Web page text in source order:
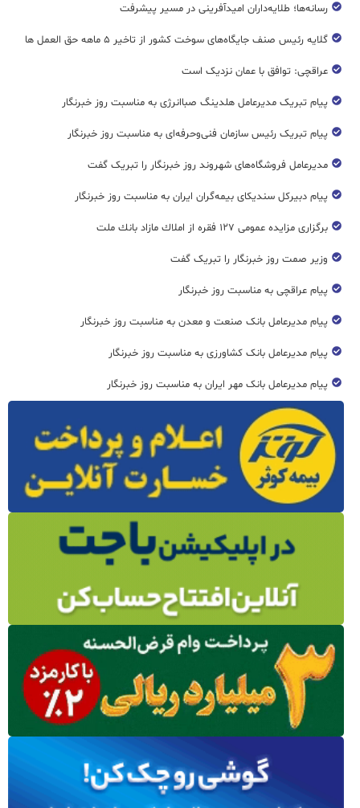
رسانه‌ها؛ طلایه‌داران امیدآفرینی در مسیر پیشرفت
گلایه رئیس صنف جایگاه‌های سوخت کشور از تاخیر ۵ ماهه حق العمل ها
عراقچی: توافق با عمان نزدیک است
پیام تبریک مدیرعامل هلدینگ صباانرژی به مناسبت روز خبرنگار
پیام تبریک رئیس سازمان فنی‌و‌حرفه‌ای به مناسبت روز خبرنگار
مدیرعامل فروشگاه‌های شهروند روز خبرنگار را تبریک گفت
پیام دبیرکل سندیکای بیمه‌گران ایران به مناسبت روز خبرنگار
برگزاری مزایده عمومی ۱۲۷ فقره از املاك مازاد بانك ملت
وزیر صمت روز خبرنگار را تبریک گفت
پیام عراقچی به مناسبت روز خبرنگار
پیام مدیرعامل بانک صنعت و معدن به مناسبت روز خبرنگار
پیام مدیرعامل بانک کشاورزی به مناسبت روز خبرنگار
پیام مدیرعامل بانک مهر ایران به مناسبت روز خبرنگار